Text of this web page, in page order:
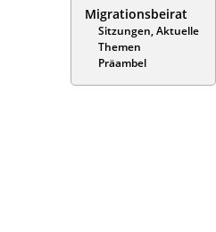
Migrationsbeirat
Sitzungen, Aktuelle
Themen
Präambel